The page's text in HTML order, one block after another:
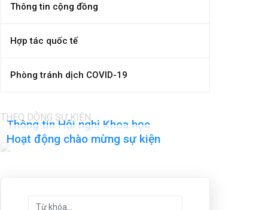
Thông tin cộng đồng
Hợp tác quốc tế
Phòng tránh dịch COVID-19
THEO DÒNG SỰ KIỆN
Thông tin Hội nghị Khoa học
Hoạt động chào mừng sự kiện